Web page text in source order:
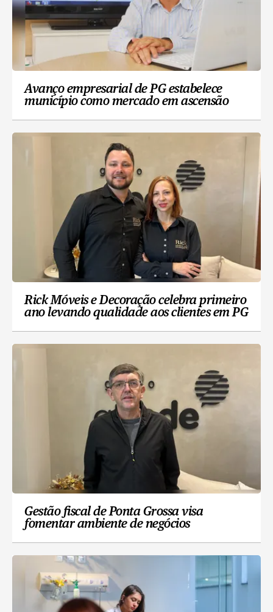
Avanço empresarial de PG estabelece
município como mercado em ascensão
Rick Móveis e Decoração celebra primeiro
ano levando qualidade aos clientes em PG
Gestão fiscal de Ponta Grossa visa
fomentar ambiente de negócios